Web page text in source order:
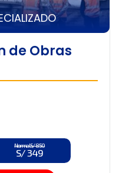
de Obras
Normal S/ 850
S/ 349